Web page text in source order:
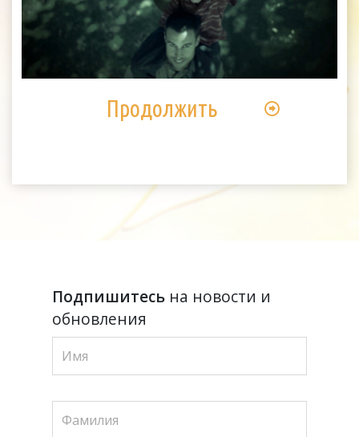
Play
Video
Продолжить
Подпишитесьна новости и
обновления